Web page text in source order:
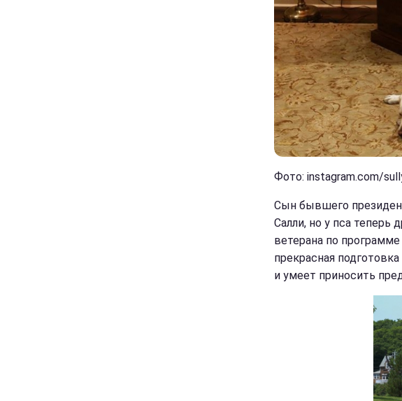
Фото: instagram.com/
Сын бывшего
Салли, но у пса теперь
ветерана по
прекрасная
и умеет приносить